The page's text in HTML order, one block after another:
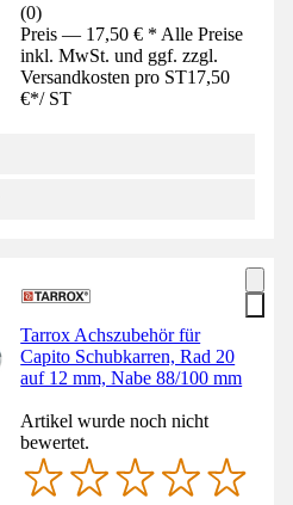
(0)
Preis — 17,50 € * Alle Preise
inkl. MwSt. und ggf. zzgl.
Versandkosten pro ST17,50
€*/ ST
Tarrox Achszubehör für
Capito Schubkarren, Rad 20
auf 12 mm, Nabe 88/100 mm
Artikel wurde noch nicht
bewertet.